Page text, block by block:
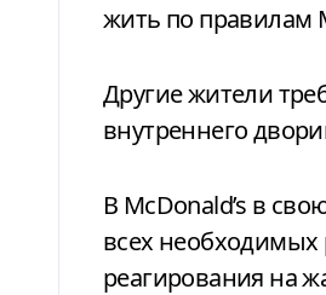
жить по правилам
Другие жители
внутреннего
В McDonald’s в
всех необходимых
реагирования на